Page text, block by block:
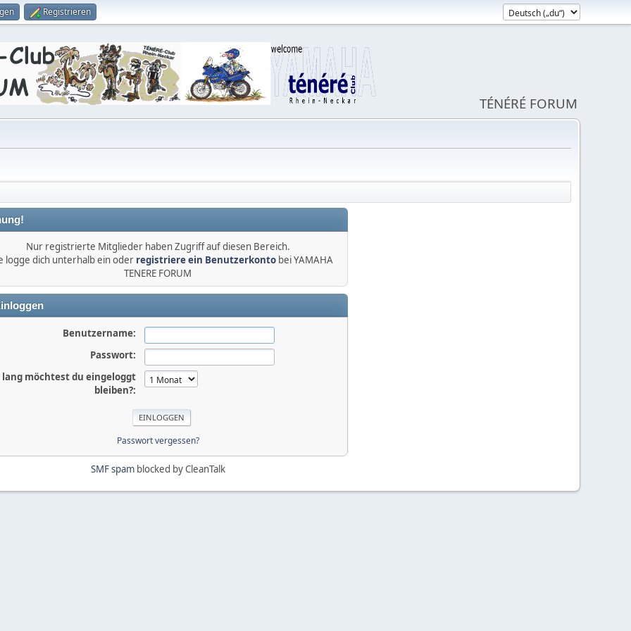
Registrieren
TÉNÉRÉ FORUM
Nur registrierte Mitglieder haben Zugriff auf diesen Bereich.
logge dich unterhalb ein oder registriere ein Benutzerkonto bei YAMAHA
TENERE FORUM
Benutzername:
Passwort:
lang möchtest du eingeloggt
bleiben?:
Passwort vergessen?
SMF spamblocked by CleanTalk